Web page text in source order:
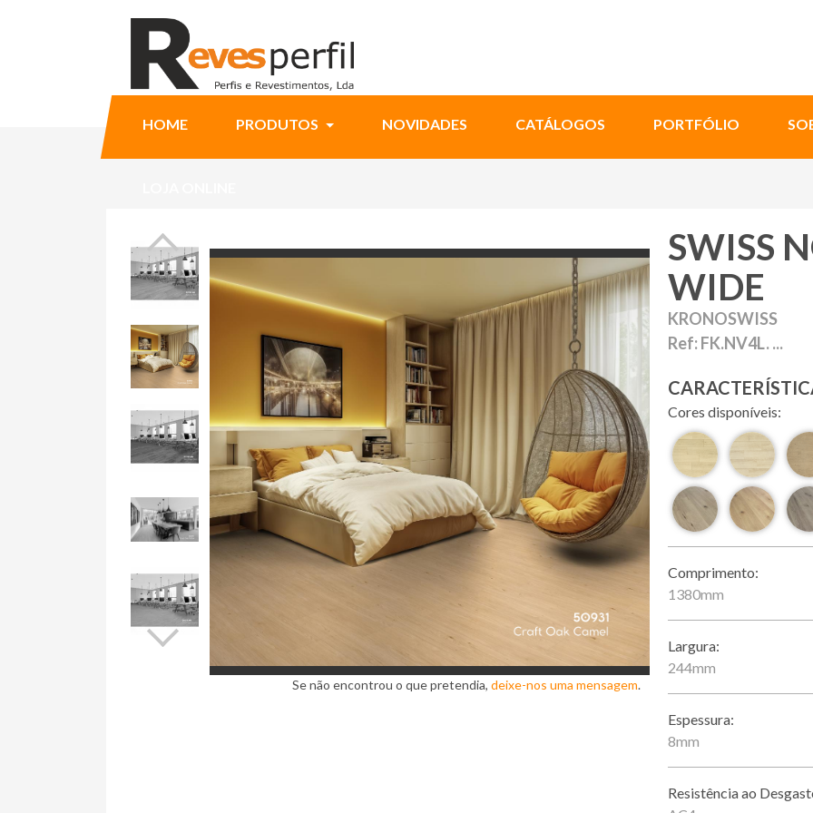
HOME PRODUTOS NOVIDADES CATÁLOGOS PORTFÓLIO
Se não encontrou o que pretendia, deixe-nos uma mensagem.
SWISS
WIDE
KRONOSWISS
Ref: FK.NV4L. ...
Cores disponíveis:
Comprimento:
1380mm
Largura:
244mm
Espessura:
8mm
Resistência ao